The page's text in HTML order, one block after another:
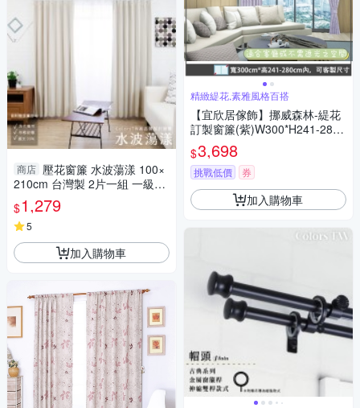
商店 壓花窗簾 水波蕩漾 100×
210cm 台灣製 2片一組 一級遮
光 可水洗 熱銷經典款 兩倍抓皺
$1,279
5
加入購物車
精緻緹花,素雅風格百搭
【宜欣居傢飾】挪威森林-緹花
訂製窗簾(紫)W300*H241-280c
m以內*2片/台灣製MIT
$3,698
挑戰低價 券
加入購物車